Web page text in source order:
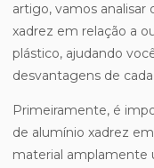
artigo, vamos analisar
xadrez em relação a
plástico, ajudando
desvantagens de
Primeiramente, é
de alumínio xadrez
material amplamente